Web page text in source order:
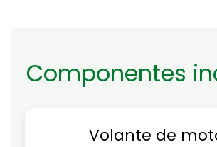
Componentes
Volante de